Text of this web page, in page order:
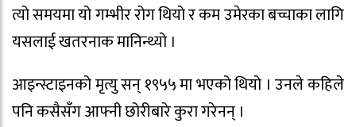
त्यो समयमा यो गम्भीर रोग थियो र कम उमेरका बच्चाका लागि
यसलाई खतरनाक मानिन्थ्यो ।
आइन्स्टाइनको मृत्यु सन् १९५५ मा भएको थियो । उनले कहिले
पनि कसैसँग आफ्नी छोरीबारे कुरा गरेनन् ।